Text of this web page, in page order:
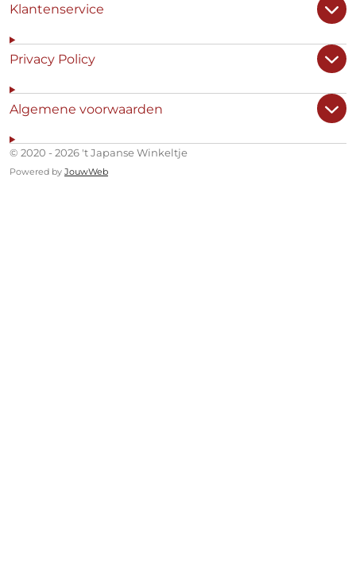
Klantenservice
Privacy Policy
Algemene voorwaarden
© 2020 - 2026 't Japanse Winkeltje
Powered by JouwWeb